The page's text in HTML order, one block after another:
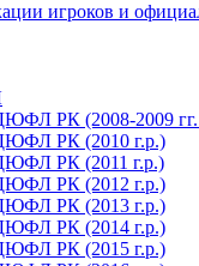
игроков и
РК (2008-2009
РК (2010 г.р.)
РК (2011 г.р.)
РК (2012 г.р.)
РК (2013 г.р.)
РК (2014 г.р.)
РК (2015 г.р.)